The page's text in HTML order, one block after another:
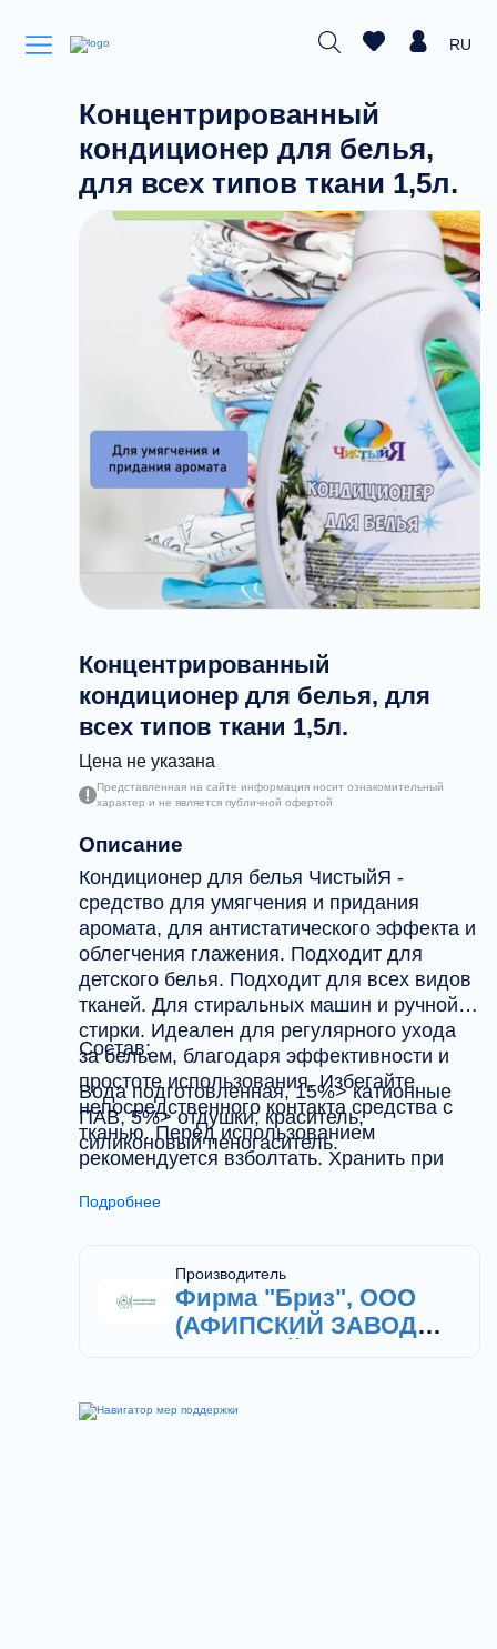
RU
Концентрированный
кондиционер для белья,
для всех типов ткани 1,5л.
Концентрированный
кондиционер для белья, для
всех типов ткани 1,5л.
Цена не указана
Представленная на сайте информация носит ознакомительный
характер и не является публичной офертой
Описание
Кондиционер для белья ЧистыйЯ -
средство для умягчения и придания
аромата, для антистатического эффекта и
облегчения глажения. Подходит для
детского белья. Подходит для всех видов
тканей. Для стиральных машин и ручной
стирки. Идеален для регулярного ухода
за бельем, благодаря эффективности и
простоте использования. Избегайте
непосредственного контакта средства с
тканью. Перед использованием
рекомендуется взболтать. Хранить при
годности 24 месяца со дня изготовления в
использовать в течении 12 месяцев.
Состав:
Вода подготовленная, 15%> катионные
ПАВ, 5%> отдушки, краситель,
силиконовый пеногаситель.
Подробнее
Производитель
Фирма "Бриз", ООО
(АФИПСКИЙ ЗАВОД
БЫТОВОЙ ХИМИИ)